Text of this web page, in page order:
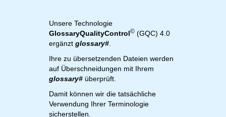
Unsere Technologie
GlossaryQualityControl© (GQC) 4.0
ergänzt glossary#
Ihre zu übersetzenden Dateien werden
auf Überschneidungen mit Ihrem
glossary# überprüft.
Damit können wir die tatsächliche
Verwendung Ihrer Terminologie
sicherstellen.